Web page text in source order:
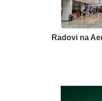
Radovi na